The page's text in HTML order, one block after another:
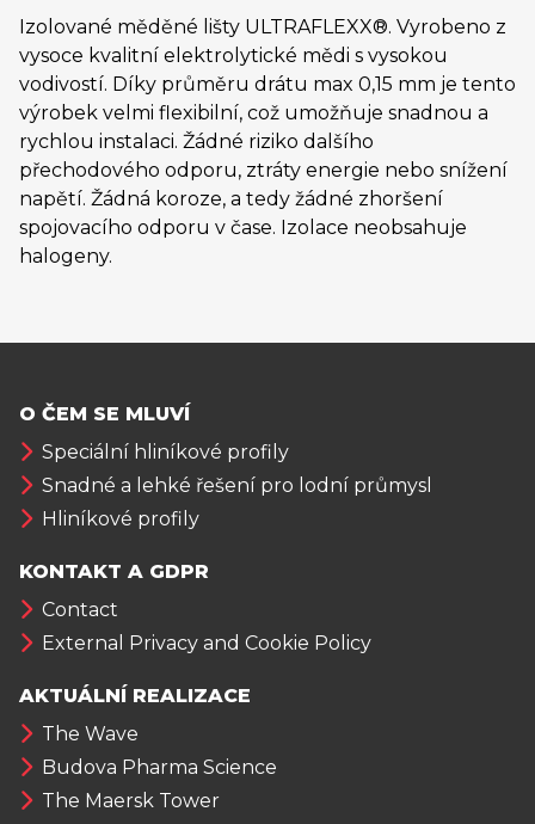
Izolované měděné lišty ULTRAFLEXX®. Vyrobeno z
vysoce kvalitní elektrolytické mědi s vysokou
vodivostí. Díky průměru drátu max 0,15 mm je tento
výrobek velmi flexibilní, což umožňuje snadnou a
rychlou instalaci. Žádné riziko dalšího
přechodového odporu, ztráty energie nebo snížení
napětí. Žádná koroze, a tedy žádné zhoršení
spojovacího odporu v čase. Izolace neobsahuje
halogeny.
O ČEM SE MLUVÍ
Speciální hliníkové profily
Snadné a lehké řešení pro lodní průmysl
Hliníkové profily
KONTAKT A GDPR
Contact
External Privacy and Cookie Policy
AKTUÁLNÍ REALIZACE
The Wave
Budova Pharma Science
The Maersk Tower